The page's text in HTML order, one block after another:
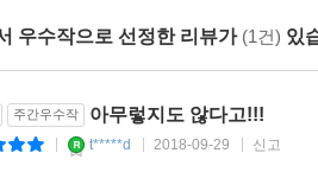
우수작으로 선정한 리뷰가 (1건) 있
주간우수작 아무렇지도 않다고!!!
t*****d 2018-09-29 신고